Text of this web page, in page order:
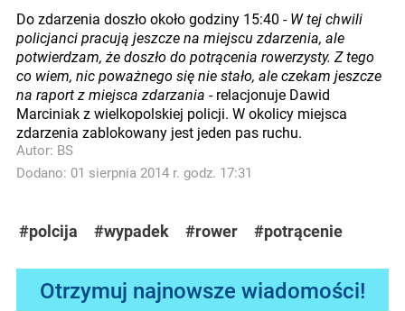
Do zdarzenia doszło około godziny 15:40 -W tej chwili
policjanci pracują jeszcze na miejscu zdarzenia, ale
potwierdzam, że doszło do potrącenia rowerzysty. Z tego
co wiem, nic poważnego się nie stało, ale czekam jeszcze
na raport z miejsca zdarzania - relacjonuje Dawid
Marciniak z wielkopolskiej policji. W okolicy miejsca
zdarzenia zablokowany jest jeden pas ruchu.
Autor: BS
Dodano: 01 sierpnia 2014 r. godz. 17:31
#polcija #wypadek #rower #potrącenie
Otrzymuj najnowsze wiadomości!